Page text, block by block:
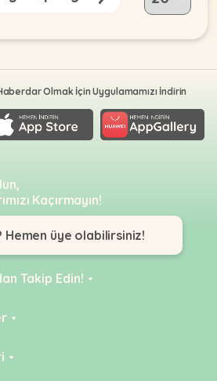
Olmak İçin Uygulamamızı İndirin
Kaçırmayın!
Hemen üye olabilirsiniz!
Takip Edin!